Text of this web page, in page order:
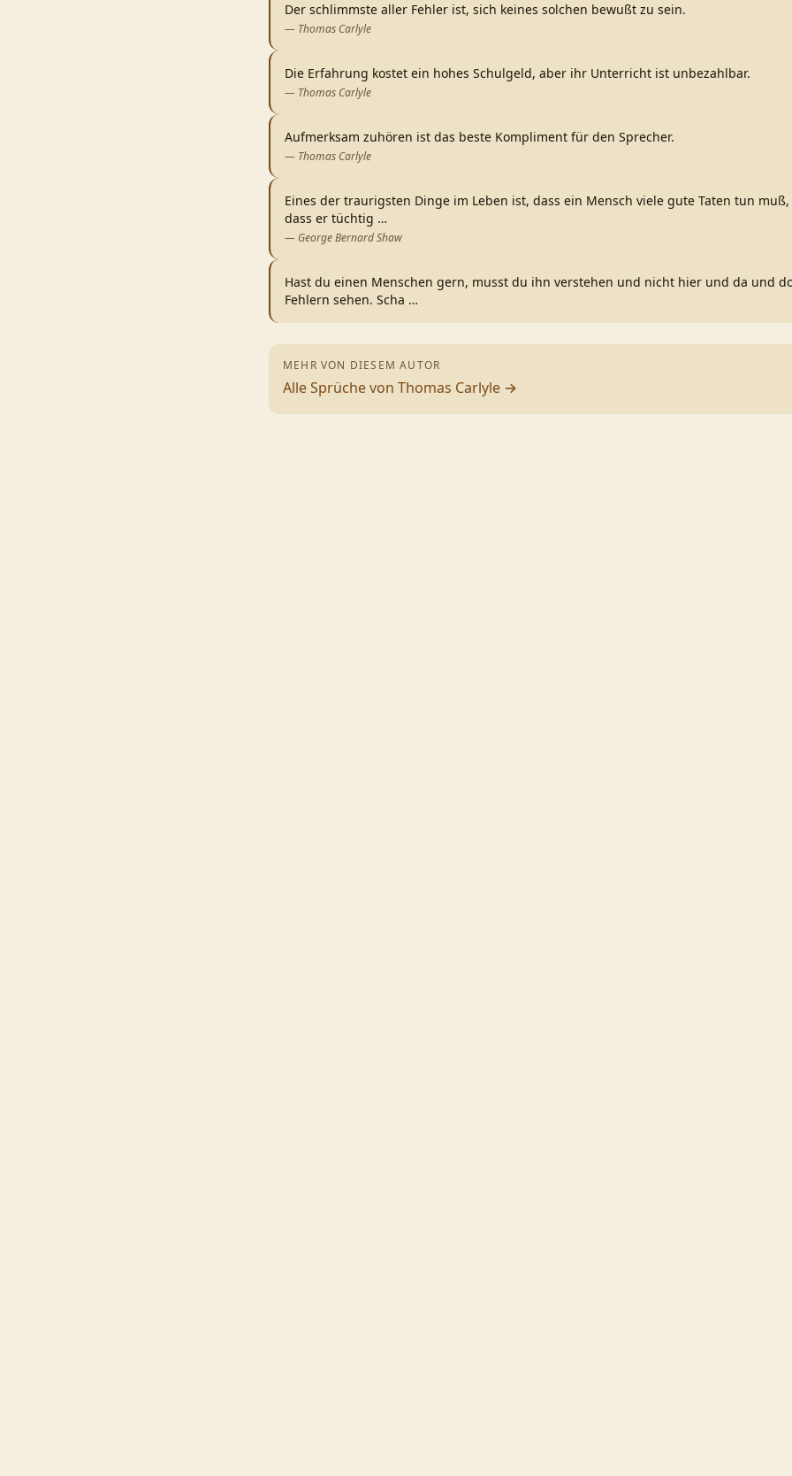
Der schlimmste aller Fehler ist, sich keines solchen bewußt zu sein.
— Thomas Carlyle
Die Erfahrung kostet ein hohes Schulgeld, aber ihr Unterricht ist unbezahlbar.
— Thomas Carlyle
Aufmerksam zuhören ist das beste Kompliment für den Sprecher.
— Thomas Carlyle
Eines der traurigsten Dinge im Leben ist, dass ein Mensch viele gute Taten tun
dass er tüchtig …
— George Bernard Shaw
Hast du einen Menschen gern, musst du ihn verstehen und nicht hier und da und
Fehlern sehen. Scha …
MEHR VON DIESEM AUTOR
Alle Sprüche von Thomas Carlyle →